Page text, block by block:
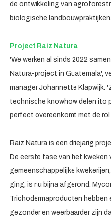
de ontwikkeling van
biologische landbouwpraktijken.
Project Raiz Natura
'We werken al sinds 2022
Natura-project in Guatemala',
manager Johannette Klapwijk.
technische knowhow delen ito
perfect overeenkomt met de
Raiz Natura is een driejarig
De eerste fase van het kweken
gemeenschappelijke
ging, is nu bijna afgerond.
Trichodermaproducten
gezonder en weerbaarder zijn